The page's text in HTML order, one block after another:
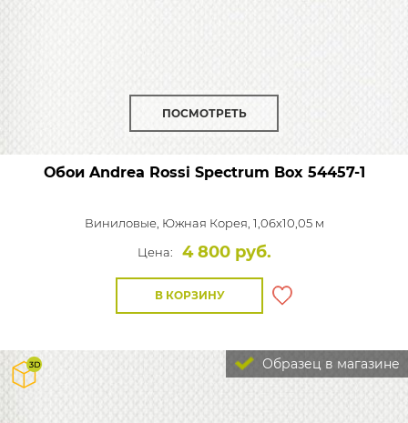
ПОСМОТРЕТЬ
Обои Andrea Rossi Spectrum Box 54457-1
Виниловые, Южная Корея, 1,06x10,05 м
Цена:
4 800 руб.
В КОРЗИНУ
Образец в магазине